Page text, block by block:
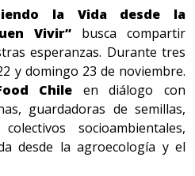
la Vida desde la
Vivir” busca compartir
esperanzas. Durante tres
y domingo 23 de noviembre.
Chile en diálogo con
guardadoras de semillas,
socioambientales,
desde la agroecología y el